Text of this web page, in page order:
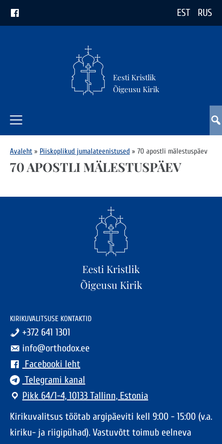
EST RUS
Eesti Kristlik
Õigeusu Kirik
Avaleht » Piiskoplikud jumalateenistused » 70 apostli mälestuspäev
70 APOSTLI MÄLESTUSPÄEV
Eesti Kristlik
Õigeusu Kirik
KIRIKUVALITSUSE KONTAKTID
+372 641 1301
info@orthodox.ee
Facebooki leht
Telegrami kanal
Pikk 64/1-4, 10133 Tallinn, Estonia
Kirikuvalitsus töötab argipäeviti kell 9:00 - 15:00 (v.a.
kiriku- ja riigipühad). Vastuvõtt toimub eelneva